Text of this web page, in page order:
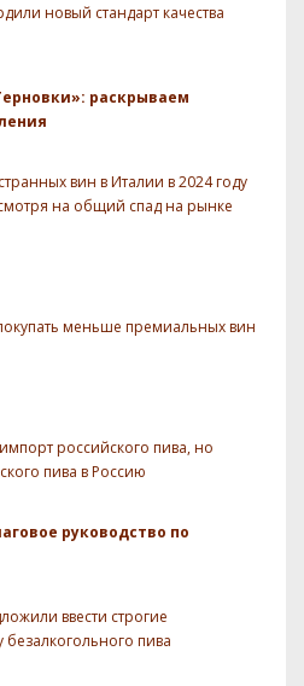
новый стандарт качества
раскрываем
вин в Италии в 2024 году
на общий спад на рынке
меньше премиальных вин
российского пива, но
пива в Россию
руководство по
ввести строгие
пива